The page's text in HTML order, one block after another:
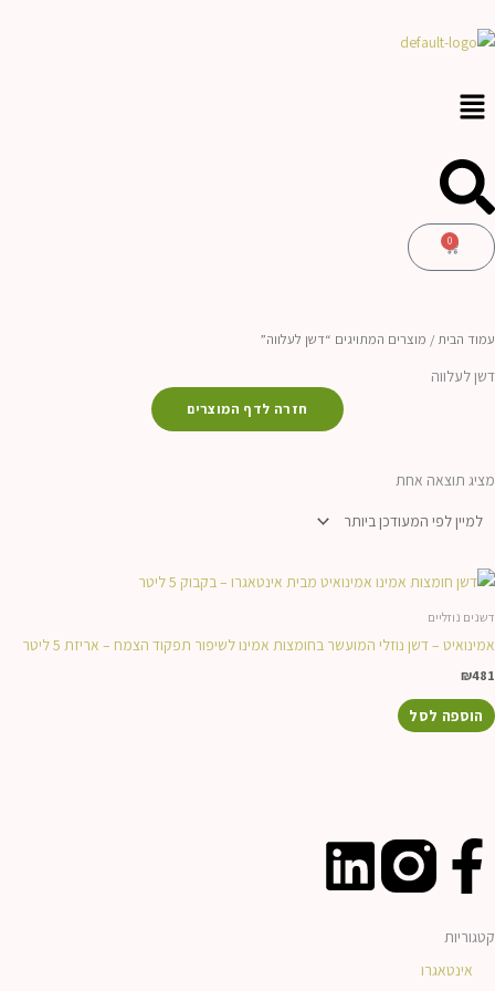
לתוכן
0
עגלת
קניות
עמוד הבית / מוצרים המתויגים “דשן לעלווה”
דשן לעלווה
חזרה לדף המוצרים
מציג תוצאה אחת
דשנים נוזליים
אמינואיט – דשן נוזלי המועשר בחומצות אמינו לשיפור תפקוד הצמח – אריזת 5 ליטר
₪481
הוספה לסל
F
a
c
L
קטגוריות
אינטאגרו